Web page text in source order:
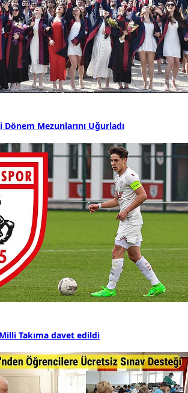
Dönem Mezunlarını Uğurladı
Takıma davet edildi